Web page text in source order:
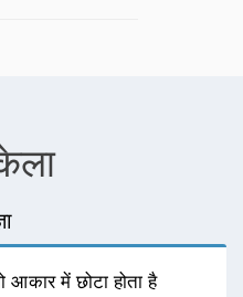
में छोटा होता है